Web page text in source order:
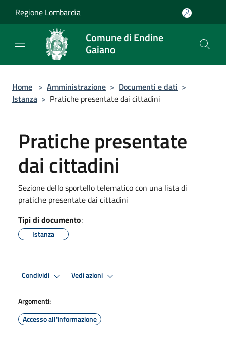
Regione Lombardia
Comune di Endine
Gaiano
Home > Amministrazione > Documenti e dati >
Istanza > Pratiche presentate dai cittadini
Pratiche presentate
dai cittadini
Sezione dello sportello telematico con una lista di
pratiche presentate dai cittadini
Tipi di documento:
Istanza
Condividi Vedi azioni
Argomenti:
Accesso all'informazione